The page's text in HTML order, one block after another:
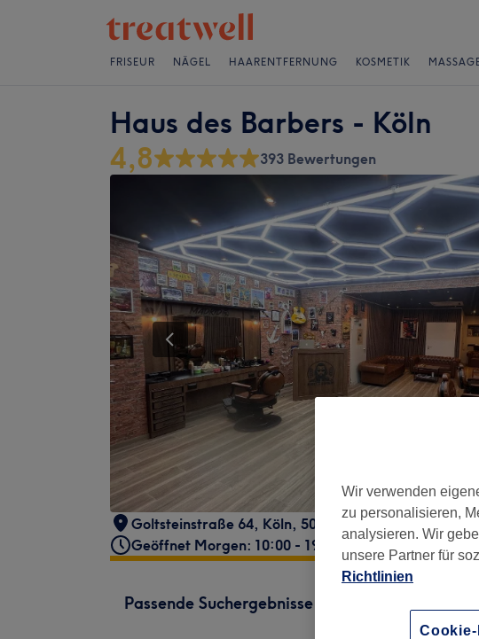
FRISEUR NÄGEL HAARENTFERNUNG KOSMETIK
Haus des Barbers - Köln
4,8 393 Bewertungen
Goltsteinstraße 64, Köln, 50968
Geöffnet Morgen: 10:00 - 19:00
Passende Suchergebnisse
20
Wir verwenden
zu personalisieren,
analysieren. Wir
unsere Partner für
Richtlinien